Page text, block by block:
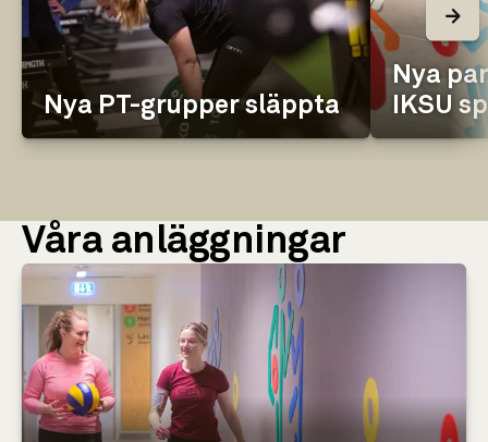
Nya PT-grupper släppta
Nya
IKSU
Våra anläggningar